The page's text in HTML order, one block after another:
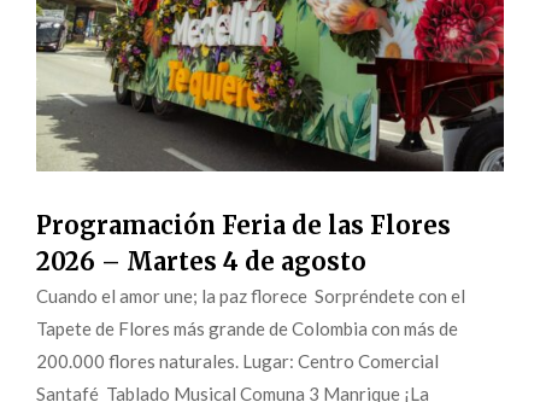
Programación Feria de las Flores
2026 – Martes 4 de agosto
Cuando el amor une; la paz florece Sorpréndete con el
Tapete de Flores más grande de Colombia con más de
200.000 flores naturales. Lugar: Centro Comercial
Santafé Tablado Musical Comuna 3 Manrique ¡La